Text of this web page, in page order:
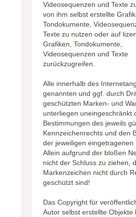
Videosequenzen und Texte
von ihm selbst erstellte
Tondokumente,
Texte zu nutzen oder auf
Grafiken, Tondokumente,
Videosequenzen und Texte
zurückzugreifen.
Alle innerhalb des
genannten und ggf. durch
geschützten Marken- und
unterliegen uneingeschränkt
Bestimmungen des jeweils
Kennzeichenrechts und den
der jeweiligen eingetragenen
Allein aufgrund der bloßen
nicht der Schluss zu ziehen,
Markenzeichen nicht durch
geschützt sind!
Das Copyright für
Autor selbst erstellte Objekte